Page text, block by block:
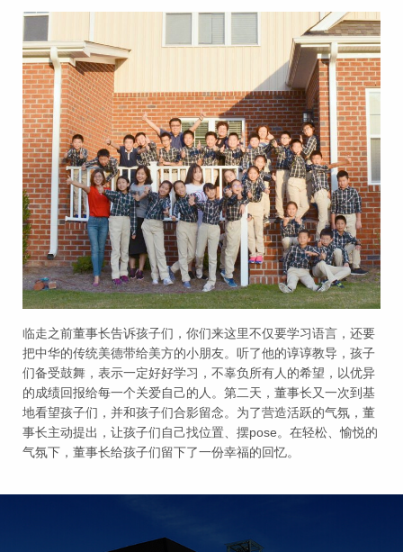
临走之前董事长告诉孩子们，你们来这里不仅要学习语言，还要
把中华的传统美德带给美方的小朋友。听了他的谆谆教导，孩子
们备受鼓舞，表示一定好好学习，不辜负所有人的希望，以优异
的成绩回报给每一个关爱自己的人。第二天，董事长又一次到基
地看望孩子们，并和孩子们合影留念。为了营造活跃的气氛，董
事长主动提出，让孩子们自己找位置、摆pose。在轻松、愉悦的
气氛下，董事长给孩子们留下了一份幸福的回忆。